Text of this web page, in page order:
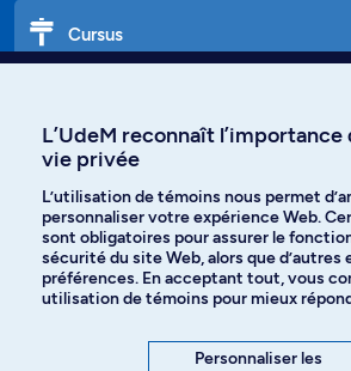
Cursus
Langues
Facebook
L’UdeM reconnaît
vie privée
L’utilisation de témoins nous permet
personnaliser votre expérience Web.
sont obligatoires pour assurer le
sécurité du site Web, alors que
préférences. En acceptant tout, vous
utilisation de témoins pour mieux
Personnaliser les